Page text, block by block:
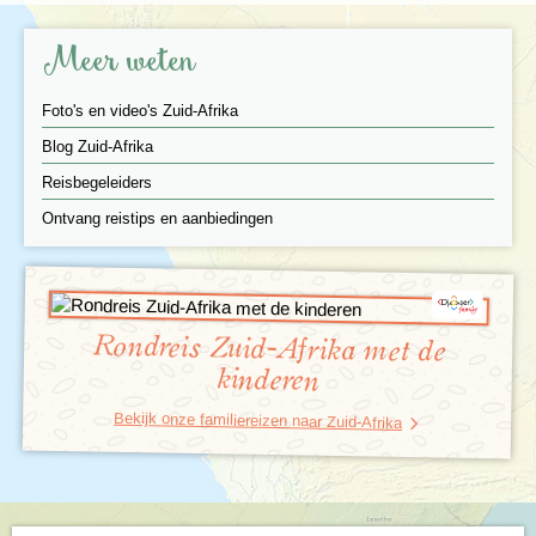
Elizabeth en bestaat uit een spectaculaire kustlijn,
levendige kustplaatsjes. Het historische dorp
Swellendam heeft veel gebouwen in Hollandse stijl en
leuke restaurantjes. In Plettenberg Bay kun je
dolfijnen en walvissen spotten.In het nabijgelegen
Tsitsikamma nationaal park kun je mooie
wandelingen maken langs steile kliffen en bossen.
Meer weten
Foto's en video's Zuid-Afrika
Blog Zuid-Afrika
Reisbegeleiders
Ontvang reistips en aanbiedingen
Rondreis Zuid-Afrika met de
kinderen
Bekijk onze familiereizen naar Zuid-Afrika